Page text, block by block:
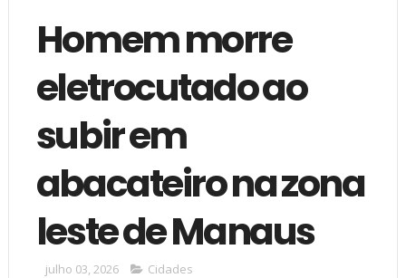
Homem morre
eletrocutado ao
subir em
abacateiro na zona
leste de Manaus
julho 03, 2026 Cidades